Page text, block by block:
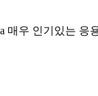
매우 인기있는 응